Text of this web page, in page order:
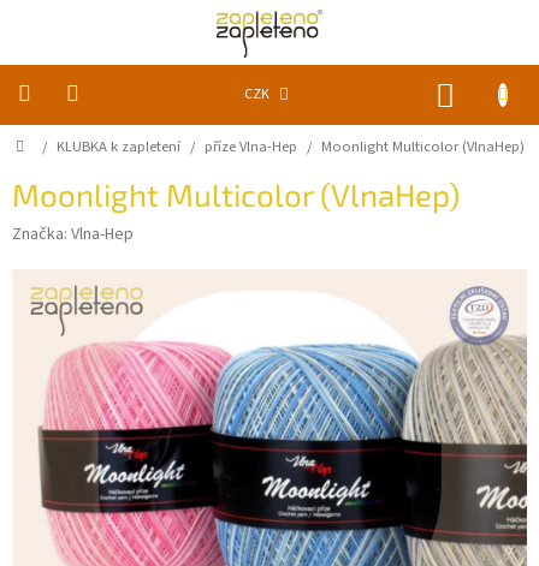
CZK
KLUBKA
zapletení
Pomůcky
Doplňky
Vychytávky
Časopisy,
knihy
Domů
/ KLUBKA k zapletení / příze Vlna-Hep / Moonlight Multicolor (VlnaHep)
Moonlight Multicolor (VlnaHep)
Značka: Vlna-Hep